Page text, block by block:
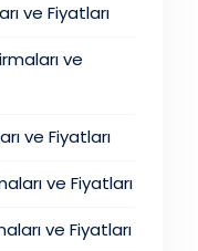
ve Fiyatları
ve
ve Fiyatları
ve Fiyatları
ve Fiyatları